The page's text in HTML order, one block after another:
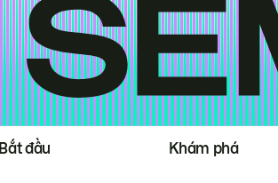
Bắt đầu Khám phá